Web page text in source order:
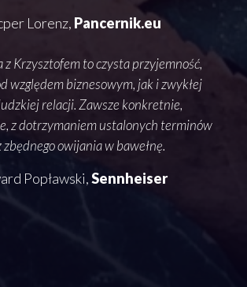
Lorenz, Pancernik.eu
z Krzysztofem to czysta przyjemność,
względem biznesowym, jak i zwykłej
relacji. Zawsze konkretnie,
z dotrzymaniem ustalonych terminów
zbędnego owijania w bawełnę.
Popławski,Sennheiser